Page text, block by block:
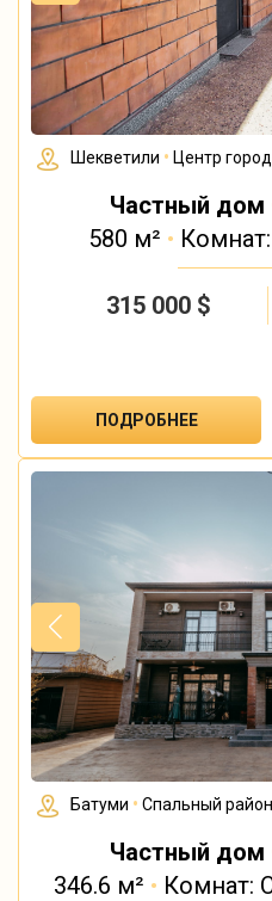
Шекветили • Центр
Частный дом
580 м² •
315 000$
ПОДРОБНЕЕ
Батуми • Спальный район
Частный дом
346.6 м² • Комнат: